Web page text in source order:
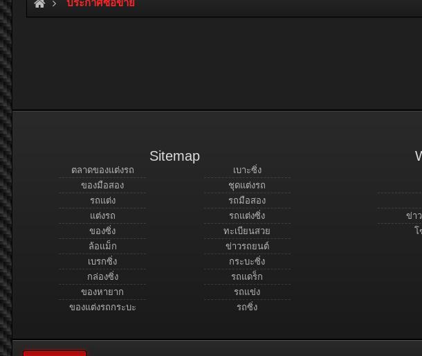
ประกาศซื้อขาย
Sitemap
ตลาดของแต่งรถ
ของมือสอง
รถแต่ง
แต่งรถ
ของซิ่ง
ล้อแม็ก
เบรกซิ่ง
กล่องซิ่ง
ของหายาก
ของแต่งรถกระบะ
เบาะซิ่ง
ชุดแต่งรถ
รถมือสอง
รถแต่งซิ่ง
ทะเบียนสวย
ข่าวรถยนต์
กระบะซิ่ง
รถแดร็ก
รถแข่ง
รถซิ่ง
ข่า
โ